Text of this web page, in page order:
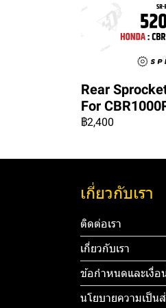
Rear
For
฿2,400
เกี่ยวกับเรา
ติดต่อเรา
เกี่ยวกับเรา
ข้อกำหนดและเงื่อ
นโยบายความเป็น